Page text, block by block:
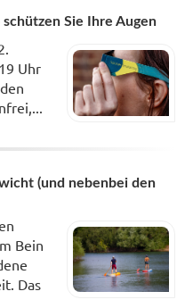
Sie Ihre Augen
Uhr
(und nebenbei den
Bein
Das